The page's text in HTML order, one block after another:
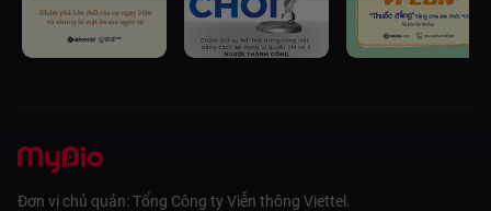
Đơn vị chủ quản: Tổng Công ty Viễn thông Viettel.